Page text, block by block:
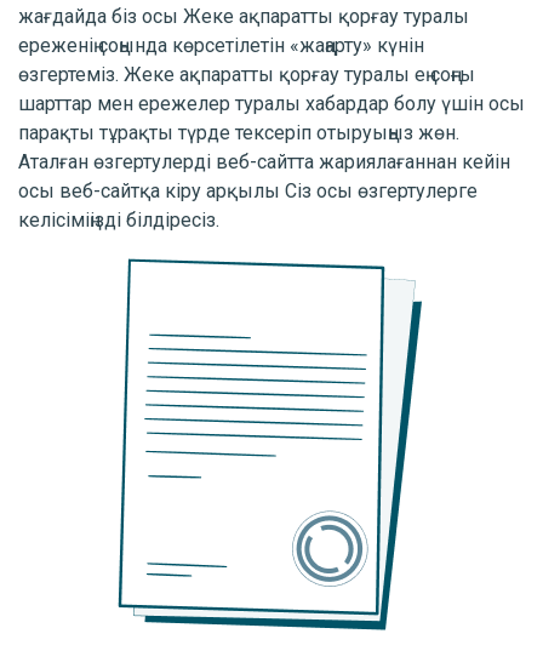
жағдайда біз осы Жеке ақпаратты қорғау туралы
ереженің соңында көрсетілетін «жаңарту» күнін
өзгертеміз. Жеке ақпаратты қорғау туралы ең соңғы
шарттар мен ережелер туралы хабардар болу үшін осы
парақты тұрақты түрде тексеріп отыруыңыз жөн.
Аталған өзгертулерді веб-сайтта жариялағаннан кейін
осы веб-сайтқа кіру арқылы Сіз осы өзгертулерге
келісіміңізді білдіресіз.